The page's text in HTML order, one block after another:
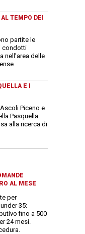
TEMPO DEI
partite le
condotti
nell’area delle
E I
Piceno e
Pasquella:
alla ricerca di
AL MESE
per
35:
fino a 500
24 mesi.